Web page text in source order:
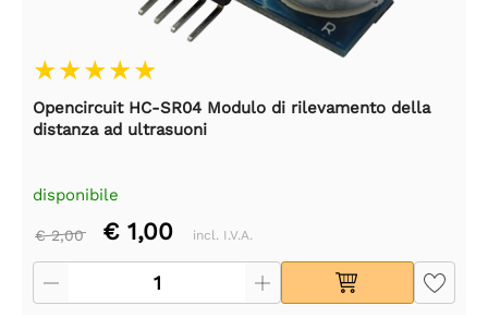
Opencircuit HC-SR04 Modulo di rilevamento della
distanza ad ultrasuoni
disponibile
€ 2,00 € 1,00 incl. I.V.A.